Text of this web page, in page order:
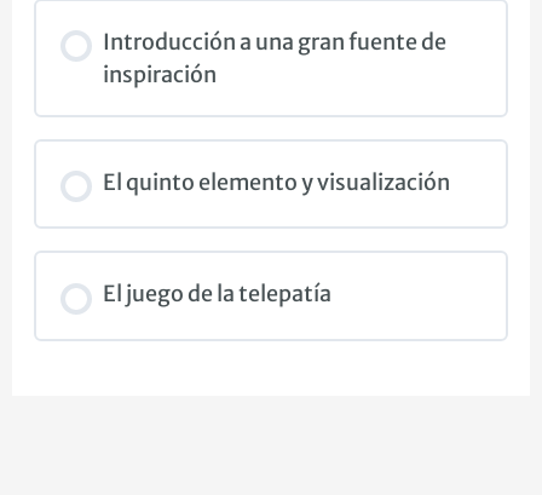
Introducción a una gran fuente de
inspiración
El quinto elemento y visualización
El juego de la telepatía